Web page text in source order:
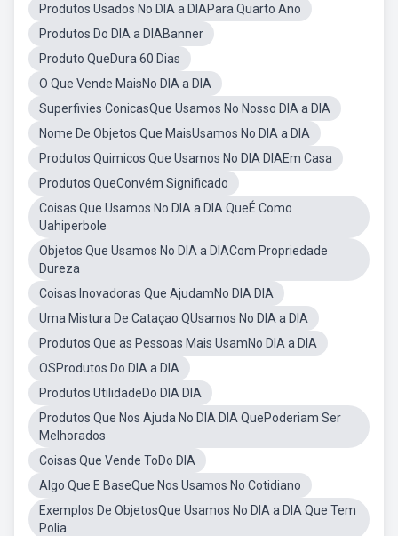
Produtos Usados No DIA a DIAPara Quarto Ano
Produtos Do DIA a DIABanner
Produto QueDura 60 Dias
O Que Vende MaisNo DIA a DIA
Superfivies ConicasQue Usamos No Nosso DIA a DIA
Nome De Objetos Que MaisUsamos No DIA a DIA
Produtos Quimicos Que Usamos No DIA DIAEm Casa
Produtos QueConvém Significado
Coisas Que Usamos No DIA a DIA QueÉ Como
Uahiperbole
Objetos Que Usamos No DIA a DIACom Propriedade
Dureza
Coisas Inovadoras Que AjudamNo DIA DIA
Uma Mistura De Cataçao QUsamos No DIA a DIA
Produtos Que as Pessoas Mais UsamNo DIA a DIA
OSProdutos Do DIA a DIA
Produtos UtilidadeDo DIA DIA
Produtos Que Nos Ajuda No DIA DIA QuePoderiam Ser
Melhorados
Coisas Que Vende ToDo DIA
Algo Que E BaseQue Nos Usamos No Cotidiano
Exemplos De ObjetosQue Usamos No DIA a DIA Que Tem
Polia